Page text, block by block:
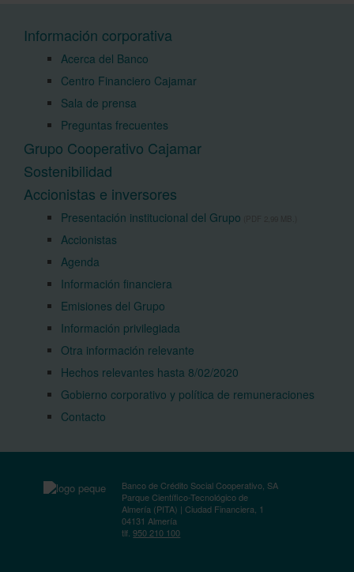
Información corporativa
Acerca del Banco
Centro Financiero Cajamar
Sala de prensa
Preguntas frecuentes
Grupo Cooperativo Cajamar
Sostenibilidad
Accionistas e inversores
Presentación institucional del Grupo
Accionistas
Agenda
Información financiera
Emisiones del Grupo
Información privilegiada
Otra información relevante
Hechos relevantes hasta 8/02/2020
Gobierno corporativo y política de remuneraciones
Contacto
Banco de Crédito Social Cooperativo, SA
Parque Científico-Tecnológico de
Almería (PITA) | Ciudad Financiera, 1
04131 Almería
tlf.950 210 100